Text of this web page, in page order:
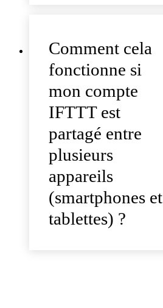
Comment cela
fonctionne si
mon compte
IFTTT est
partagé entre
plusieurs
appareils
(smartphones et
tablettes) ?